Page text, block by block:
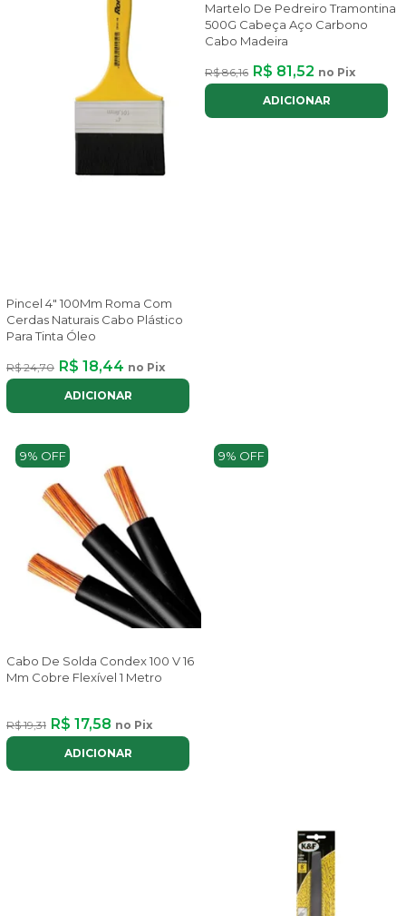
Pincel 4" 100Mm Roma Com
Cerdas Naturais Cabo Plástico
Para Tinta Óleo
R$ 24,70 R$ 18,44 no Pix
ADICIONAR
Martelo De Pedreiro Tramontina
500G Cabeça Aço Carbono
Cabo Madeira
R$ 86,16 R$ 81,52 no Pix
ADICIONAR
9% OFF
Cabo De Solda Condex 100 V 16
Mm Cobre Flexível 1 Metro
R$ 19,31 R$ 17,58 no Pix
ADICIONAR
9% OFF